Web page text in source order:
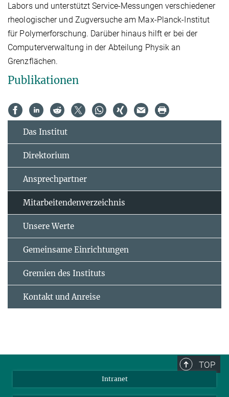
Labors und unterstützt Service-Messungen verschiedener
rheologischer und Zugversuche am Max-Planck-Institut
für Polymerforschung. Darüber hinaus hilft er bei der
Computerverwaltung in der Abteilung Physik an
Grenzflächen.
Publikationen
Das Institut
Direktorium
Ansprechpartner
Mitarbeitendenverzeichnis
Unsere Werte
Gemeinsame Einrichtungen
Gremien des Instituts
Kontakt und Anreise
TOP
Intranet